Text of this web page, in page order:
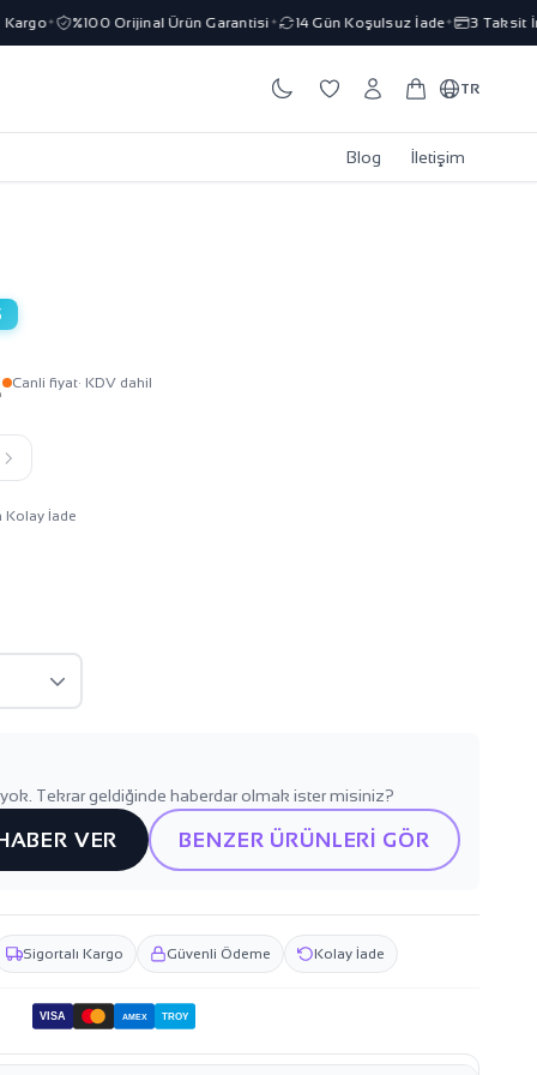
✦ %100 Orijinal Ürün Garantisi✦ 14 Gün Koşulsuz İade ✦ 3 Taksit
TR
Blog İletişim
Canli fiyat· KDV dahil
Kolay İade
Tekrar geldiğinde haberdar olmak ister misiniz?
VER BENZER ÜRÜNLERİ GÖR
Sigortalı Kargo Güvenli Ödeme Kolay İade
VISA AMEX TROY